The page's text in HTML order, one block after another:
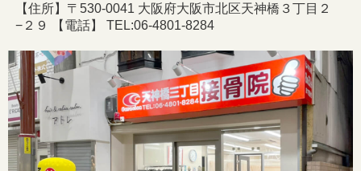
【住所】〒530-0041 大阪府大阪市北区天神橋３丁目２
−２９ 【電話】 TEL:06-4801-8284